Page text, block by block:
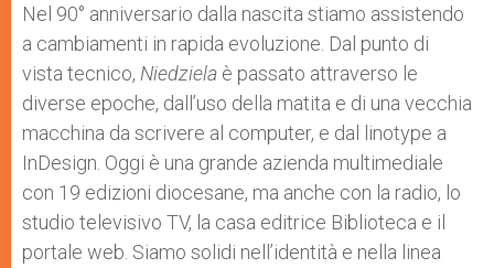
Nel 90° anniversario dalla nascita stiamo assistendo
a cambiamenti in rapida evoluzione. Dal punto di
vista tecnico, Niedziela è passato attraverso le
diverse epoche, dall’uso della matita e di una vecchia
macchina da scrivere al computer, e dal linotype a
InDesign. Oggi è una grande azienda multimediale
con 19 edizioni diocesane, ma anche con la radio, lo
studio televisivo TV, la casa editrice Biblioteca e il
portale web. Siamo solidi nell’identità e nella linea